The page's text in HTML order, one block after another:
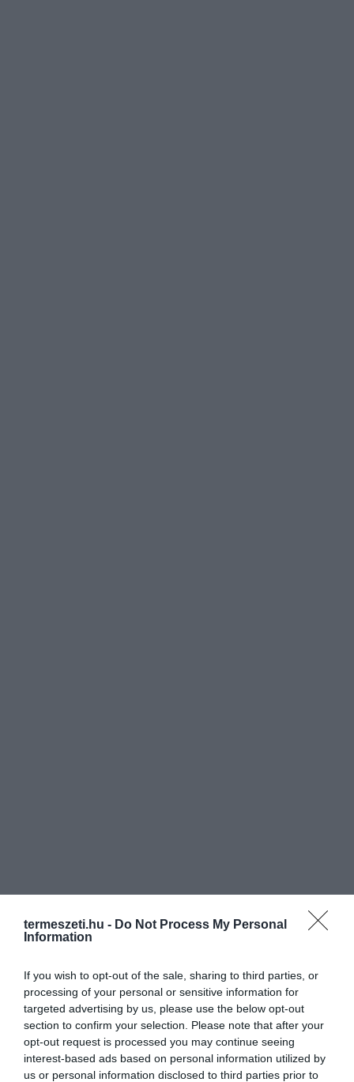
termeszeti.hu - Do Not Process My Personal
Information
If you wish to opt-out of the sale, sharing to third parties, or
processing of your personal or sensitive information for
targeted advertising by us, please use the below opt-out
section to confirm your selection. Please note that after your
opt-out request is processed you may continue seeing
interest-based ads based on personal information utilized by
us or personal information disclosed to third parties prior to